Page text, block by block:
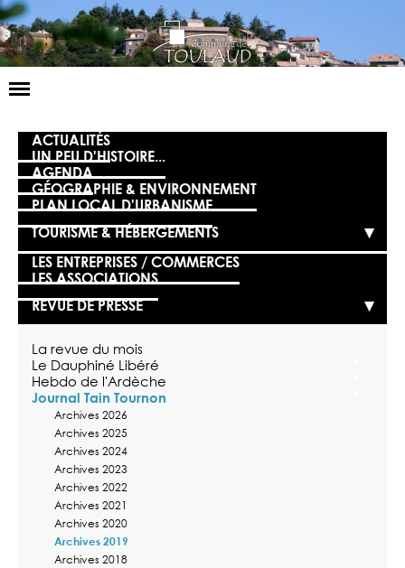
Basculer
LA MAIRIE
NOS SERVICES
LA VIE LOCALE
VOS DÉMARCHES
CONTACT
ACTUALITÉS
UN PEU D'HISTOIRE...
AGENDA
GÉOGRAPHIE & ENVIRONNEMENT
PLAN LOCAL D'URBANISME
TOURISME & HÉBERGEMENTS
LES ENTREPRISES / COMMERCES
LES ASSOCIATIONS
REVUE DE PRESSE
La revue du mois
Le Dauphiné Libéré
Hebdo de l'Ardèche
Journal Tain Tournon
Archives 2026
Archives 2025
Archives 2024
Archives 2023
Archives 2022
Archives 2021
Archives 2020
Archives 2019
Archives 2018